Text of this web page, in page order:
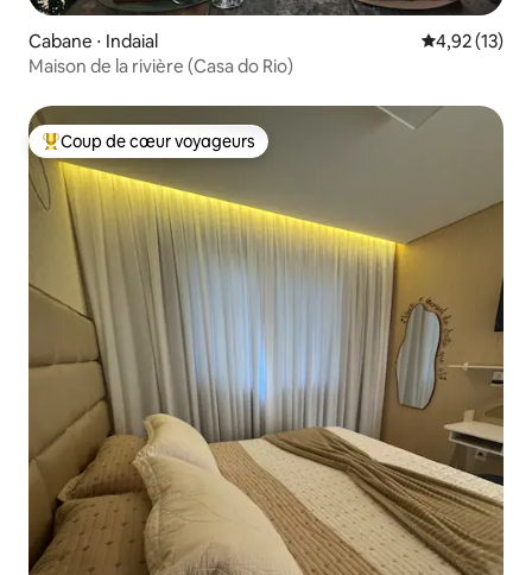
Cabane ⋅ Indaial Évaluation
4,92 (13)
Maison de la rivière (Casa do Rio)
Coups de cœur voyageurs les plus appréciés
Coup de cœur voyageurs